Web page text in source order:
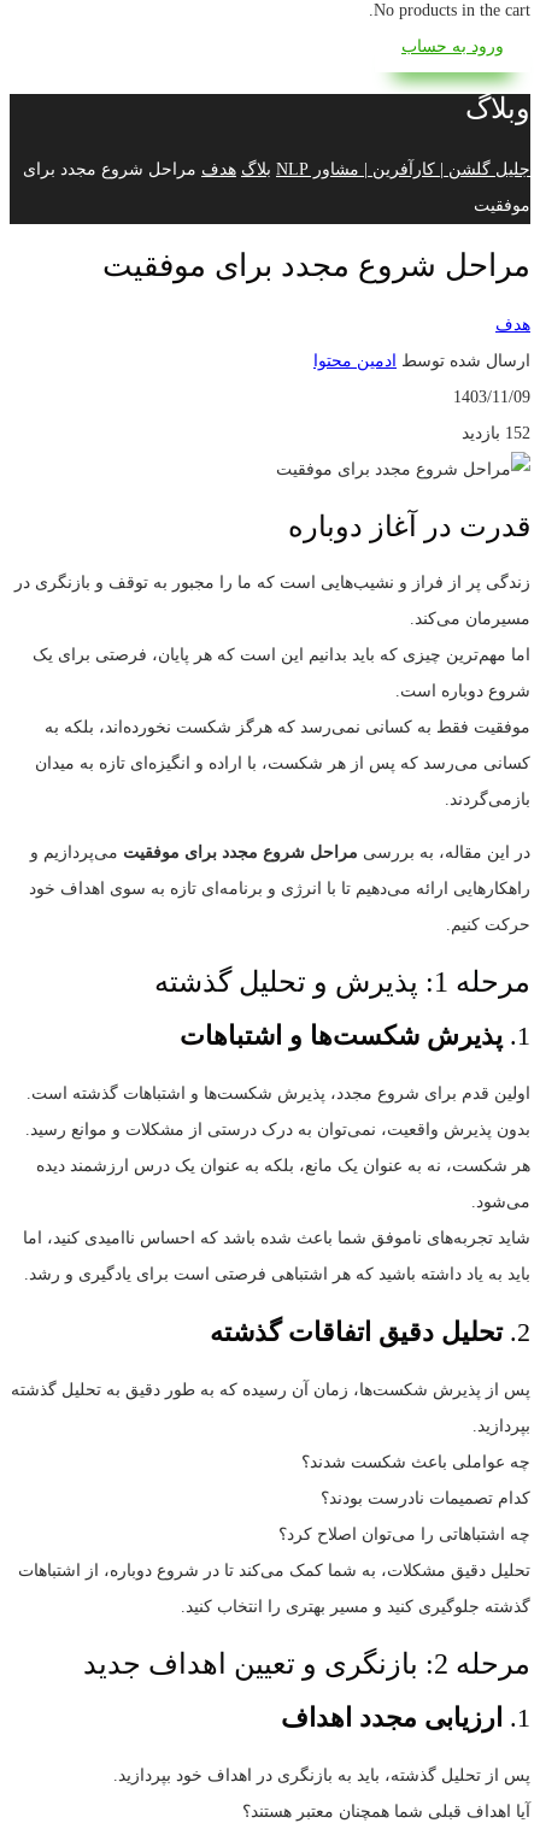
No products in the cart.
ورود به حساب
وبلاگ
جلیل گلشن | کارآفرین | مشاور NLP بلاگ هدف مراحل شروع مجدد برای
موفقیت
مراحل شروع مجدد برای موفقیت
هدف
ارسال شده توسط ادمین محتوا
1403/11/09
152 بازدید
قدرت در آغاز دوباره
زندگی پر از فراز و نشیب‌هایی است که ما را مجبور به توقف و بازنگری در
مسیرمان می‌کند.
اما مهم‌ترین چیزی که باید بدانیم این است که هر پایان، فرصتی برای یک
شروع دوباره است.
موفقیت فقط به کسانی نمی‌رسد که هرگز شکست نخورده‌اند، بلکه به
کسانی می‌رسد که پس از هر شکست، با اراده و انگیزه‌ای تازه به میدان
بازمی‌گردند.
در این مقاله، به بررسی مراحل شروع مجدد برای موفقیت می‌پردازیم و
راهکارهایی ارائه می‌دهیم تا با انرژی و برنامه‌ای تازه به سوی اهداف خود
حرکت کنیم.
مرحله 1: پذیرش و تحلیل گذشته
1. پذیرش شکست‌ها و اشتباهات
اولین قدم برای شروع مجدد، پذیرش شکست‌ها و اشتباهات گذشته است.
بدون پذیرش واقعیت، نمی‌توان به درک درستی از مشکلات و موانع رسید.
هر شکست، نه به عنوان یک مانع، بلکه به عنوان یک درس ارزشمند دیده
می‌شود.
شاید تجربه‌های ناموفق شما باعث شده باشد که احساس ناامیدی کنید، اما
باید به یاد داشته باشید که هر اشتباهی فرصتی است برای یادگیری و رشد.
2. تحلیل دقیق اتفاقات گذشته
پس از پذیرش شکست‌ها، زمان آن رسیده که به طور دقیق به تحلیل گذشته
بپردازید.
چه عواملی باعث شکست شدند؟
کدام تصمیمات نادرست بودند؟
چه اشتباهاتی را می‌توان اصلاح کرد؟
تحلیل دقیق مشکلات، به شما کمک می‌کند تا در شروع دوباره، از اشتباهات
گذشته جلوگیری کنید و مسیر بهتری را انتخاب کنید.
مرحله 2: بازنگری و تعیین اهداف جدید
1. ارزیابی مجدد اهداف
پس از تحلیل گذشته، باید به بازنگری در اهداف خود بپردازید.
آیا اهداف قبلی شما همچنان معتبر هستند؟